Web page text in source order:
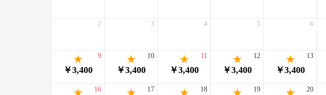
2 3 4 5 6
￥3,400
9
￥3,400
10
￥3,400
11
￥3,400
12
￥3,400
13
16 17 18 19 20